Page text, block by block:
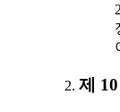
제